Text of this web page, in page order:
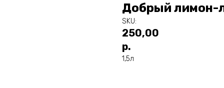
Добрый лимон-
SKU:
250,00
р.
1,5л